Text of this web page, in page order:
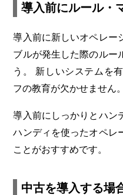
導入前にルール・
導入前に新しいオペレー
ブルが発生した際のルー
う。 新しいシステムを
フの教育が欠かせません。
導入前にしっかりとハン
ハンディを使ったオペレ
ことがおすすめです。
中古を導入する場